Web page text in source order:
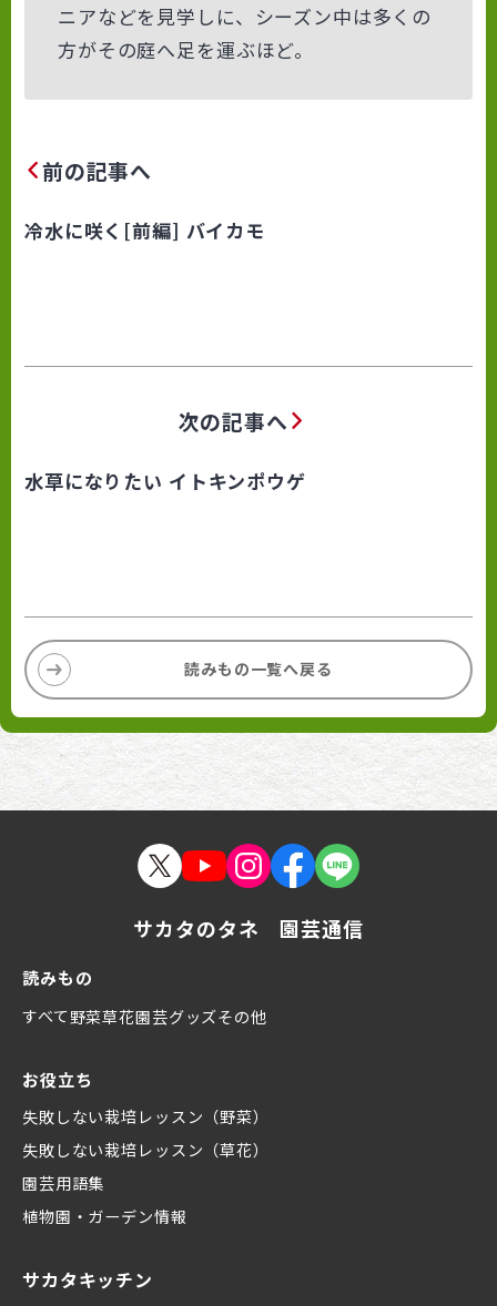
ニアなどを見学しに、シーズン中は多くの
方がその庭へ足を運ぶほど。
前の記事へ
冷水に咲く[前編] バイカモ
次の記事へ
水草になりたい イトキンポウゲ
読みもの一覧へ戻る
サカタのタネ 園芸通信
読みもの
すべて野菜草花園芸グッズその他
お役立ち
失敗しない栽培レッスン（野菜）
失敗しない栽培レッスン（草花）
園芸用語集
植物園・ガーデン情報
サカタキッチン